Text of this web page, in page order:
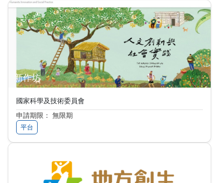
新作坊
國家科學及技術委員會
申請期限： 無限期
平台